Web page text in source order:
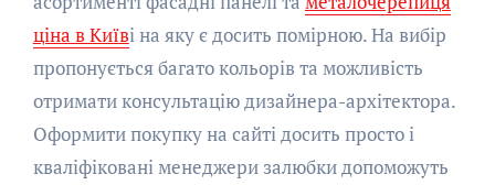
ціна в Київі на яку є досить помірною. На вибір
пропонується багато кольорів та можливість
отримати консультацію дизайнера-архітектора.
Оформити покупку на сайті досить просто і
кваліфіковані менеджери залюбки допоможуть